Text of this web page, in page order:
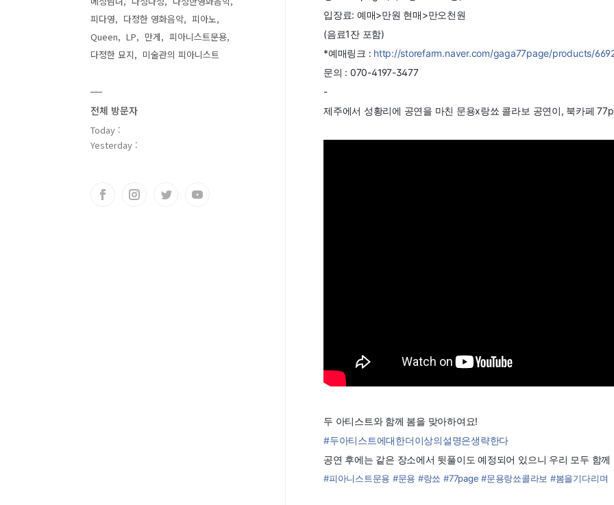
입장료: 예매>만원 현매>만오천원
(음료1잔 포함)
*예매링크 : http://storefarm.naver.com/gaga77page/products/
문의 : 070-4197-3477
-
제주에서 성황리에 공연을 마친 문용x랑쑈 콜라보 공연이, 북카페
두 아티스트와 함께 봄을 맞아하여요!
#두아티스트에대한더이상의설명은생략한다
공연 후에는 같은 장소에서 뒷풀이도 예정되어 있으니 우리 모두 함
#피아니스트문용 #문용 #랑쑈 #77page #문용랑쑈콜라보 #봄을기다리며
피다영
다정한 영화음악
피아노
Queen
LP 만게
피아니스트문용
다정한 묘지
미술관의 피아니스트
전체 방문자
Today :
Yesterday :